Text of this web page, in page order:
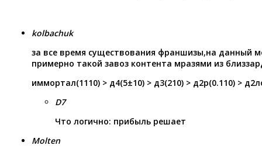
kolbachuk
за все время существования франшизы,на данный
примерно такой завоз контента мразями из
иммортал(1110) > д4(5±10) > д3(210) > д2р(0.110) >
D7
Что логично: прибыль решает
Molten